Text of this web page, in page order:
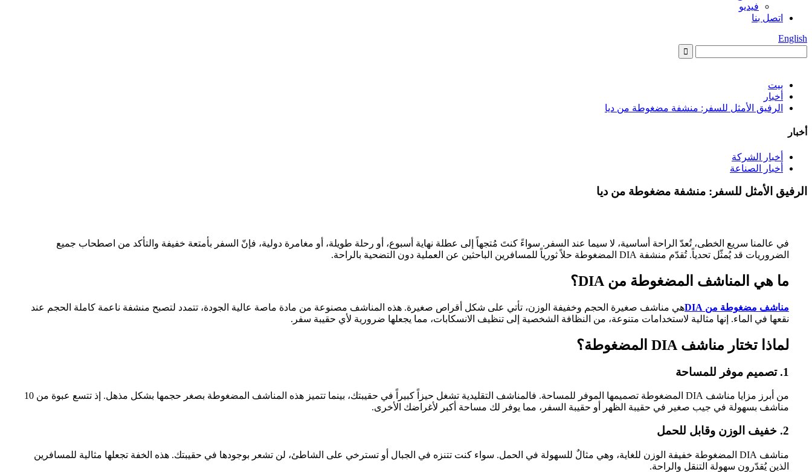
فيديو
اتصل بنا
English
بيت
أخبار
الرفيق الأمثل للسفر: منشفة مضغوطة من ديا
أخبار
أخبار الشركة
أخبار الصناعة
الرفيق الأمثل للسفر: منشفة مضغوطة من ديا
في عالمنا سريع الخطى، تُعدّ الراحة أساسية، لا سيما عند السفر. سواءً كنتَ مُتجهاً إلى عطلة نهاية أسبوع، أو رحلة طويلة، أو مغامرة دولية، فإنّ السفر بأمتعة خفيفة والتأكد من اصطحاب جميع
الضروريات قد يُمثّل تحدياً. تُقدّم منشفة DIA المضغوطة حلاً ثورياً للمسافرين الباحثين عن العملية دون التضحية بالراحة.
ما هي المناشف المضغوطة من DIA؟
مناشف مضغوطة من DIA
هي مناشف صغيرة الحجم وخفيفة الوزن، تأتي على شكل أقراص صغيرة. هذه المناشف مصنوعة من مادة ماصة عالية الجودة، تتمدد لتصبح منشفة ناعمة كاملة الحجم عند
نقعها في الماء. إنها مثالية لاستخدامات متنوعة، من النظافة الشخصية إلى تنظيف الانسكابات، مما يجعلها ضرورية لأي حقيبة سفر.
لماذا تختار مناشف DIA المضغوطة؟
1. تصميم موفر للمساحة
من أبرز مزايا مناشف DIA المضغوطة تصميمها الموفر للمساحة. فالمناشف التقليدية تشغل حيزاً كبيراً في حقيبتك، بينما تتميز هذه المناشف المضغوطة بصغر حجمها بشكل مذهل. إذ تتسع عبوة من 10
مناشف بسهولة في جيب صغير في حقيبة الظهر أو حقيبة السفر، مما يوفر لك مساحة أكبر لأغراضك الأخرى.
2. خفيف الوزن وقابل للحمل
مناشف DIA المضغوطة خفيفة الوزن للغاية، وهي مثالٌ للسهولة في الحمل. سواء كنت تتنزه في الجبال أو تسترخي على الشاطئ، لن تشعر بوجودها في حقيبتك. هذه الخفة تجعلها مثالية للمسافرين
الذين يُقدّرون سهولة التنقل والراحة.